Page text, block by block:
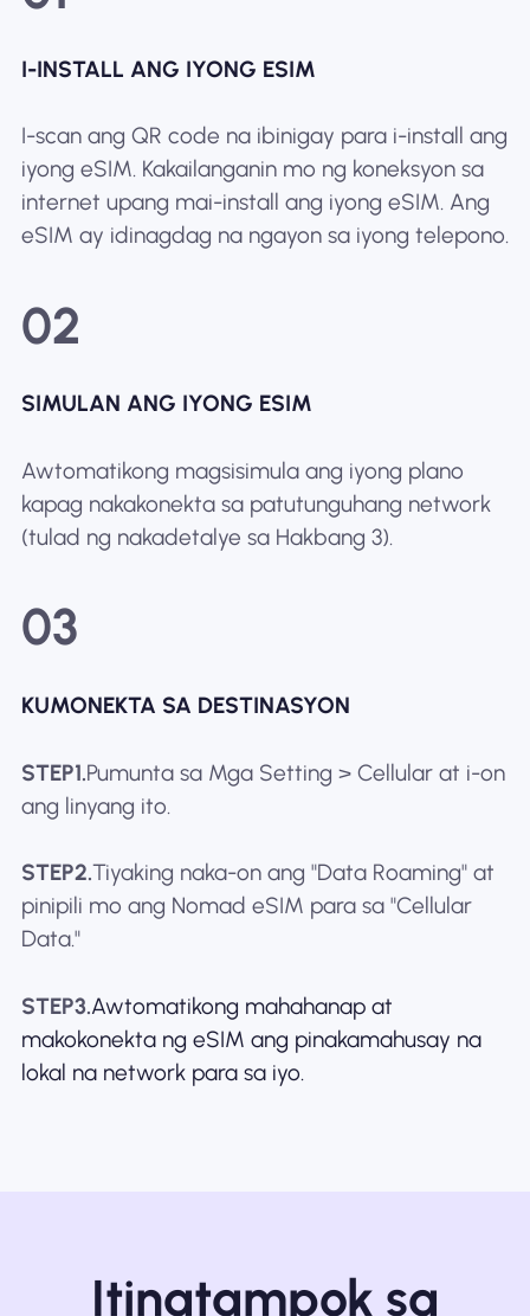
I-INSTALL ANG IYONG ESIM
I-scan ang QR code na ibinigay para i-install ang
iyong eSIM. Kakailanganin mo ng koneksyon sa
internet upang mai-install ang iyong eSIM. Ang
eSIM ay idinagdag na ngayon sa iyong telepono.
02
SIMULAN ANG IYONG ESIM
Awtomatikong magsisimula ang iyong plano
kapag nakakonekta sa patutunguhang network
(tulad ng nakadetalye sa Hakbang 3).
03
KUMONEKTA SA DESTINASYON
STEP1.Pumunta sa Mga Setting > Cellular at i-on
ang linyang ito.
STEP2.Tiyaking naka-on ang "Data Roaming" at
pinipili mo ang Nomad eSIM para sa "Cellular
Data."
STEP3.Awtomatikong mahahanap at
makokonekta ng eSIM ang pinakamahusay na
lokal na network para sa iyo.
Itinatampok sa